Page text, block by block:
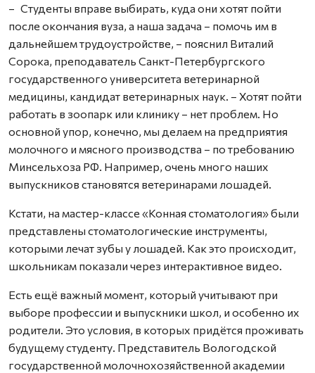
– Студенты вправе выбирать, куда они хотят пойти
после окончания вуза, а наша задача – помочь им в
дальнейшем трудоустройстве, – пояснил Виталий
Сорока, преподаватель Санкт-Петербургского
государственного университета ветеринарной
медицины, кандидат ветеринарных наук. – Хотят пойти
работать в зоопарк или клинику – нет проблем. Но
основной упор, конечно, мы делаем на предприятия
молочного и мясного производства – по требованию
Минсельхоза РФ. Например, очень много наших
выпускников становятся ветеринарами лошадей.
Кстати, на мастер-классе «Конная стоматология» были
представлены стоматологические инструменты,
которыми лечат зубы у лошадей. Как это происходит,
школьникам показали через интерактивное видео.
Есть ещё важный момент, который учитывают при
выборе профессии и выпускники школ, и особенно их
родители. Это условия, в которых придётся проживать
будущему студенту. Представитель Вологодской
государственной молочнохозяйственной академии